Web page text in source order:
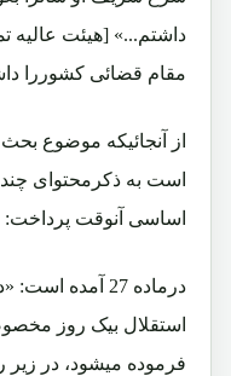
داشتم...» [هیئت عالیه
مقام قضائی کشوررا
از آنجائیکه موضوع
است به ذکرمحتوای
اساسی آنوقت پرداخت:
درماده 27
استقلال بیک روز
فرموده میشود، در